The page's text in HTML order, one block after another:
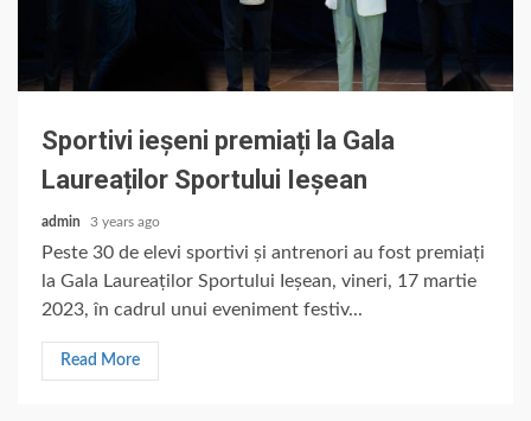
Sportivi ieșeni premiați la Gala
Laureaților Sportului Ieșean
admin 3 years ago
Peste 30 de elevi sportivi și antrenori au fost premiați
la Gala Laureaților Sportului Ieșean, vineri, 17 martie
2023, în cadrul unui eveniment festiv...
Read More